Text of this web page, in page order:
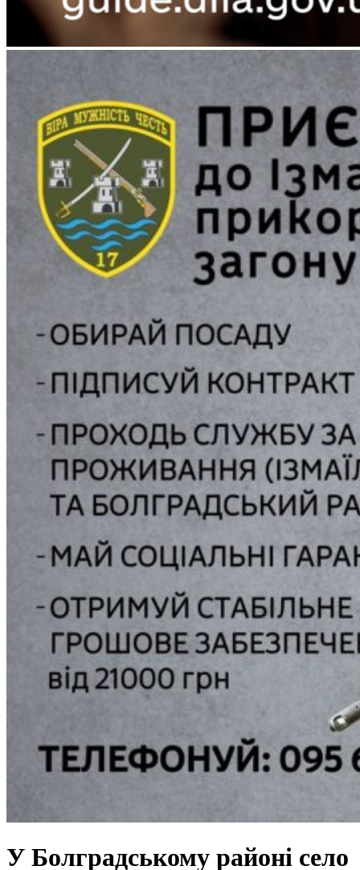
У Болградському районі село